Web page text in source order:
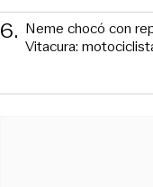
6. Neme chocó con
Vitacura: